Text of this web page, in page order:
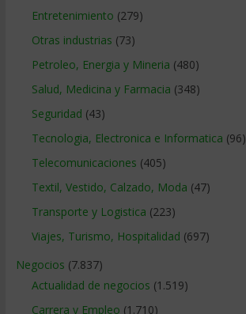
Entretenimiento (279)
Otras industrias (73)
Petroleo, Energia y Mineria (480)
Salud, Medicina y Farmacia (348)
Seguridad (43)
Tecnologia, Electronica e Informatica (96)
Telecomunicaciones (405)
Textil, Vestido, Calzado, Moda (47)
Transporte y Logistica (223)
Viajes, Turismo, Hospitalidad (697)
Negocios (7.837)
Actualidad de negocios (1.519)
Carrera y Empleo (1.710)